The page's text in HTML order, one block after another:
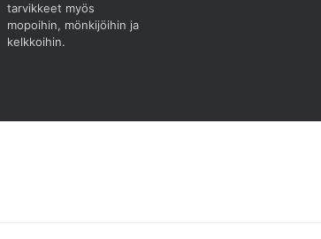
tarvikkeet myös
mopoihin, mönkijöihin ja
kelkkoihin.